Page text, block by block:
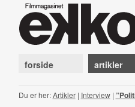
forside artikler
Du er her:Artikler| Interview|